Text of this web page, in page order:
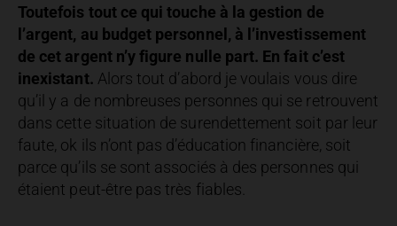
Toutefois tout ce qui touche à la gestion de
l’argent, au budget personnel, à l’investissement
de cet argent n’y figure nulle part. En fait c’est
inexistant. Alors tout d’abord je voulais vous dire
qu’il y a de nombreuses personnes qui se retrouvent
dans cette situation de surendettement soit par leur
faute, ok ils n’ont pas d’éducation financière, soit
parce qu’ils se sont associés à des personnes qui
étaient peut-être pas très fiables.